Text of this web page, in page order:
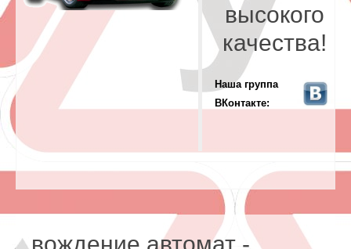
высокого
качества!
Наша группа
ВКонтакте: